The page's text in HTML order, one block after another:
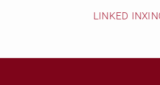
LINKED IN